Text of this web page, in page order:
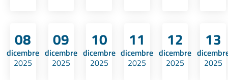
08
dicembre
2025
09
dicembre
2025
10
dicembre
2025
11
dicembre
2025
12
dicembre
2025
13
2025